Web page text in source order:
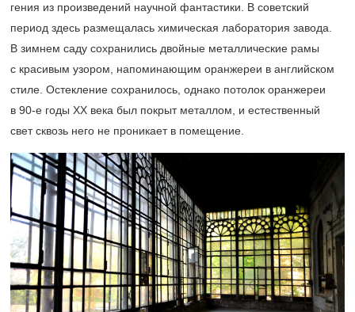
гения из произведений научной фантастики. В советский
период здесь размещалась химическая лаборатория завода.
В зимнем саду сохранились двойные металлические рамы
с красивым узором, напоминающим оранжереи в английском
стиле. Остекление сохранилось, однако потолок оранжереи
в 90-е годы XX века был покрыт металлом, и естественный
свет сквозь него не проникает в помещение.